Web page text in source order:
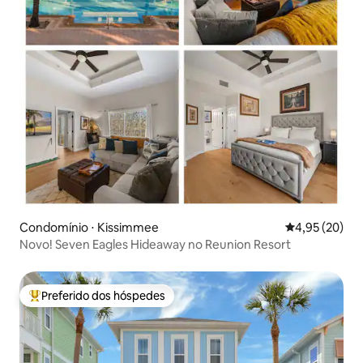
Condomínio ⋅ Kissimmee 4,95 de uma
4,95 (20)
Novo! Seven Eagles Hideaway no Reunion Resort
Entre os melhores preferidos dos hóspedes
Preferido dos hóspedes